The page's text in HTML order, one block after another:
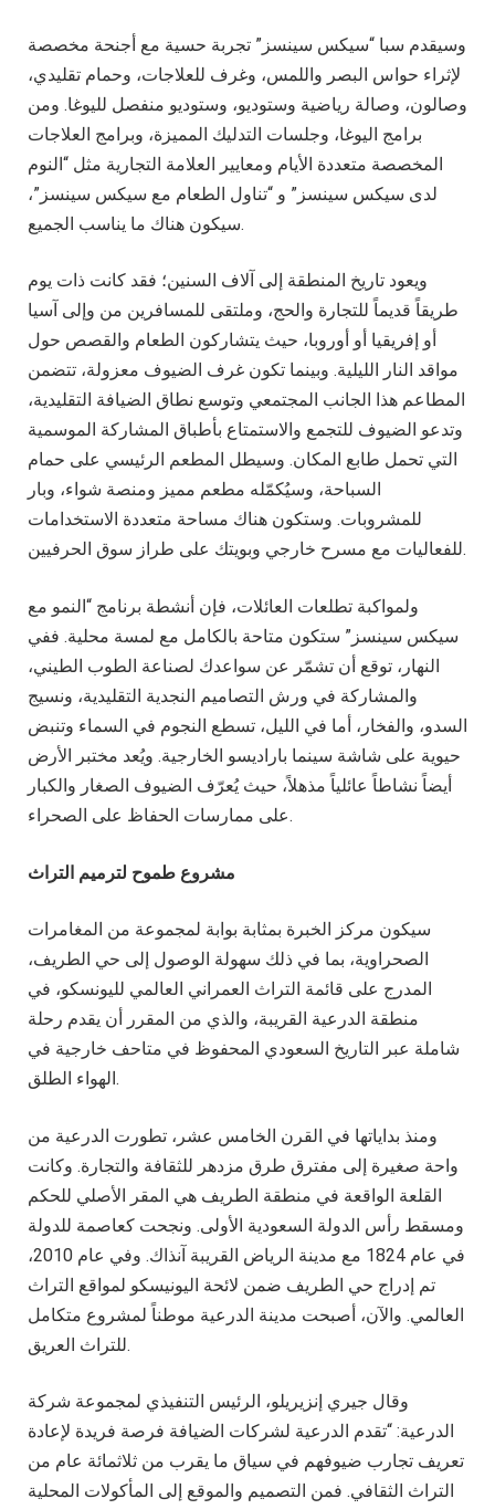
وسيقدم سبا “سيكس سينسز” تجربة حسية مع أجنحة مخصصة
لإثراء حواس البصر واللمس، وغرف للعلاجات، وحمام تقليدي،
وصالون، وصالة رياضية وستوديو، وستوديو منفصل لليوغا. ومن
برامج اليوغا، وجلسات التدليك المميزة، وبرامج العلاجات
المخصصة متعددة الأيام ومعايير العلامة التجارية مثل “النوم
لدى سيكس سينسز” و “تناول الطعام مع سيكس سينسز”،
سيكون هناك ما يناسب الجميع.
ويعود تاريخ المنطقة إلى آلاف السنين؛ فقد كانت ذات يوم
طريقاً قديماً للتجارة والحج، وملتقى للمسافرين من وإلى آسيا
أو إفريقيا أو أوروبا، حيث يتشاركون الطعام والقصص حول
مواقد النار الليلية. وبينما تكون غرف الضيوف معزولة، تتضمن
المطاعم هذا الجانب المجتمعي وتوسع نطاق الضيافة التقليدية،
وتدعو الضيوف للتجمع والاستمتاع بأطباق المشاركة الموسمية
التي تحمل طابع المكان. وسيطل المطعم الرئيسي على حمام
السباحة، وسيُكمّله مطعم مميز ومنصة شواء، وبار
للمشروبات. وستكون هناك مساحة متعددة الاستخدامات
للفعاليات مع مسرح خارجي وبويتك على طراز سوق الحرفيين.
ولمواكبة تطلعات العائلات، فإن أنشطة برنامج “النمو مع
سيكس سينسز” ستكون متاحة بالكامل مع لمسة محلية. ففي
النهار، توقع أن تشمّر عن سواعدك لصناعة الطوب الطيني،
والمشاركة في ورش التصاميم النجدية التقليدية، ونسيج
السدو، والفخار، أما في الليل، تسطع النجوم في السماء وتنبض
حيوية على شاشة سينما باراديسو الخارجية. ويُعد مختبر الأرض
أيضاً نشاطاً عائلياً مذهلاً، حيث يُعرّف الضيوف الصغار والكبار
على ممارسات الحفاظ على الصحراء.
مشروع طموح لترميم التراث
سيكون مركز الخبرة بمثابة بوابة لمجموعة من المغامرات
الصحراوية، بما في ذلك سهولة الوصول إلى حي الطريف،
المدرج على قائمة التراث العمراني العالمي لليونسكو، في
منطقة الدرعية القريبة، والذي من المقرر أن يقدم رحلة
شاملة عبر التاريخ السعودي المحفوظ في متاحف خارجية في
الهواء الطلق.
ومنذ بداياتها في القرن الخامس عشر، تطورت الدرعية من
واحة صغيرة إلى مفترق طرق مزدهر للثقافة والتجارة. وكانت
القلعة الواقعة في منطقة الطريف هي المقر الأصلي للحكم
ومسقط رأس الدولة السعودية الأولى. ونجحت كعاصمة للدولة
في عام 1824 مع مدينة الرياض القريبة آنذاك. وفي عام 2010،
تم إدراج حي الطريف ضمن لائحة اليونيسكو لمواقع التراث
العالمي. والآن، أصبحت مدينة الدرعية موطناً لمشروع متكامل
للتراث العريق.
وقال جيري إنزيريلو، الرئيس التنفيذي لمجموعة شركة
الدرعية: “تقدم الدرعية لشركات الضيافة فرصة فريدة لإعادة
تعريف تجارب ضيوفهم في سياق ما يقرب من ثلاثمائة عام من
التراث الثقافي. فمن التصميم والموقع إلى المأكولات المحلية